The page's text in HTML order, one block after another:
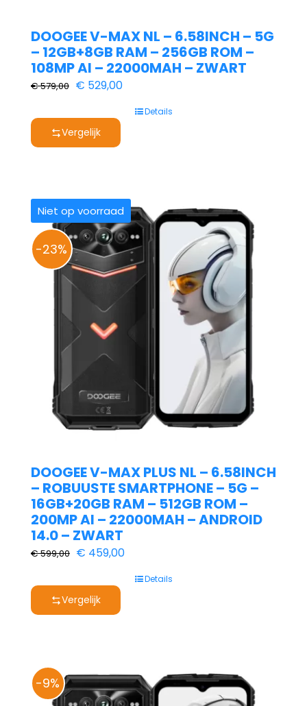
DOOGEE V-MAX NL – 6.58INCH – 5G
– 12GB+8GB RAM – 256GB ROM –
108MP AI – 22000MAH – ZWART
€579,00 Oorspronkelijke
was:
€ 579,00.
€ 529,00Huidige
prijs
Details
Vergelijk
Niet op voorraad
-23%
DOOGEE V-MAX PLUS NL – 6.58INCH
– ROBUUSTE SMARTPHONE – 5G –
16GB+20GB RAM – 512GB ROM –
200MP AI – 22000MAH – ANDROID
14.0 – ZWART
€599,00 Oorspronkelijke
was:
€ 599,00.
€ 459,00Huidige
prijs Details
Vergelijk
-9%